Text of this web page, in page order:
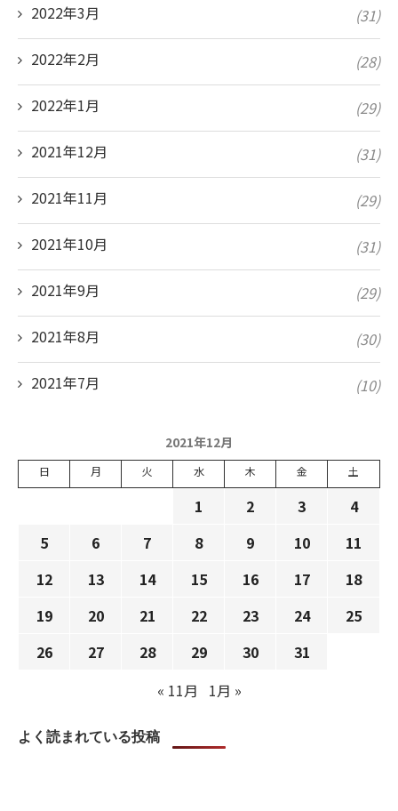
2022年3月 (31)
2022年2月 (28)
2022年1月 (29)
2021年12月 (31)
2021年11月 (29)
2021年10月 (31)
2021年9月 (29)
2021年8月 (30)
2021年7月 (10)
2021年12月
日 月 火 水 木 金 土
1 2 3
4
5
6 7 8 9 10
11
12
13 14 15 16 17
18
19
20 21 22 23 24
25
26
27 28 29 30
31
« 11月
1月 »
よく読まれている投稿